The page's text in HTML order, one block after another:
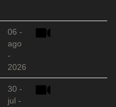
06 -
ago
-
2026
30 -
jul -